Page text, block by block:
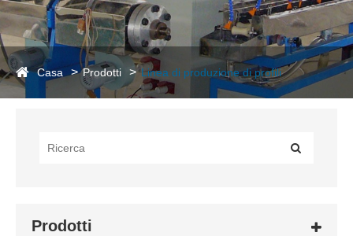
Casa Prodotti Linea di produzione di profili
Prodotti